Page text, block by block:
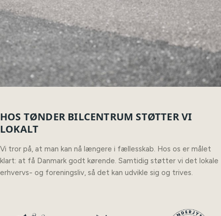
HOS TØNDER BILCENTRUM STØTTER VI
LOKALT
Vi tror på, at man kan nå længere i fællesskab. Hos os er målet
klart: at få Danmark godt kørende. Samtidig støtter vi det lokale
erhvervs- og foreningsliv, så det kan udvikle sig og trives.